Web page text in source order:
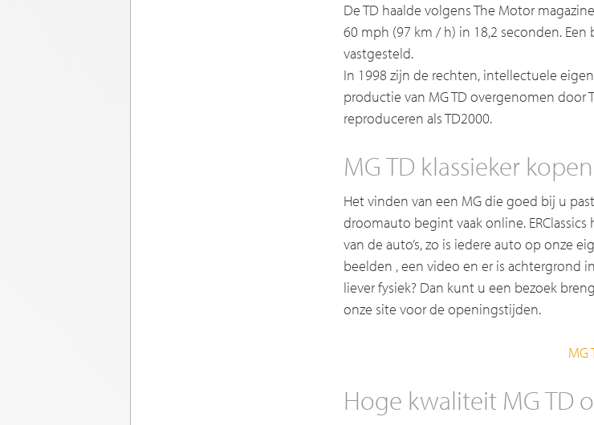
De TD haalde volgens The Motor
60 mph (97 km / h) in 18,2 seconden.
vastgesteld.
In 1998 zijn de rechten, intellectuele
productie van MG TD overgenomen door
reproduceren als TD2000.
MG TD klassieker
Het vinden van een MG die goed bij u
droomauto begint vaak online.
van de auto’s, zo is iedere auto op onze
beelden , een video en er is achtergrond
liever fysiek? Dan kunt u een bezoek
onze site voor de openingstijden.
MG
Hoge kwaliteit MG TD